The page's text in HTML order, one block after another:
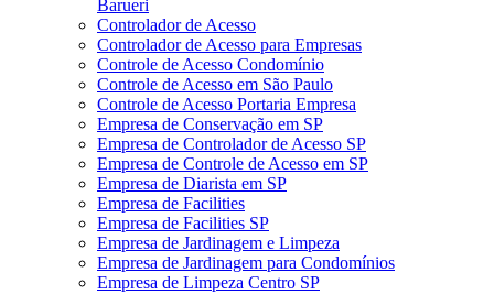
Barueri
Controlador de Acesso
Controlador de Acesso para Empresas
Controle de Acesso Condomínio
Controle de Acesso em São Paulo
Controle de Acesso Portaria Empresa
Empresa de Conservação em SP
Empresa de Controlador de Acesso SP
Empresa de Controle de Acesso em SP
Empresa de Diarista em SP
Empresa de Facilities
Empresa de Facilities SP
Empresa de Jardinagem e Limpeza
Empresa de Jardinagem para Condomínios
Empresa de Limpeza Centro SP